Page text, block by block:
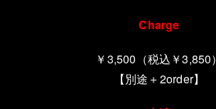
Charge
￥3,500（税込￥3,850）
【別途＋2order】